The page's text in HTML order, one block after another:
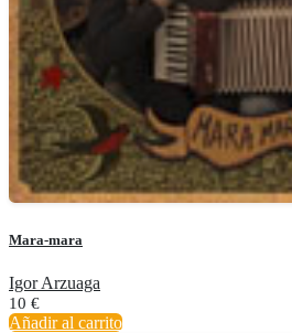
Mara-mara
Igor Arzuaga
10 €
Añadir al carrito